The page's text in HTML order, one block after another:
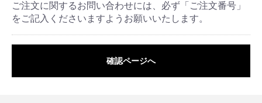
ご注文に関するお問い合わせには、必ず「ご注文番号」
をご記入くださいますようお願いいたします。
確認ページへ